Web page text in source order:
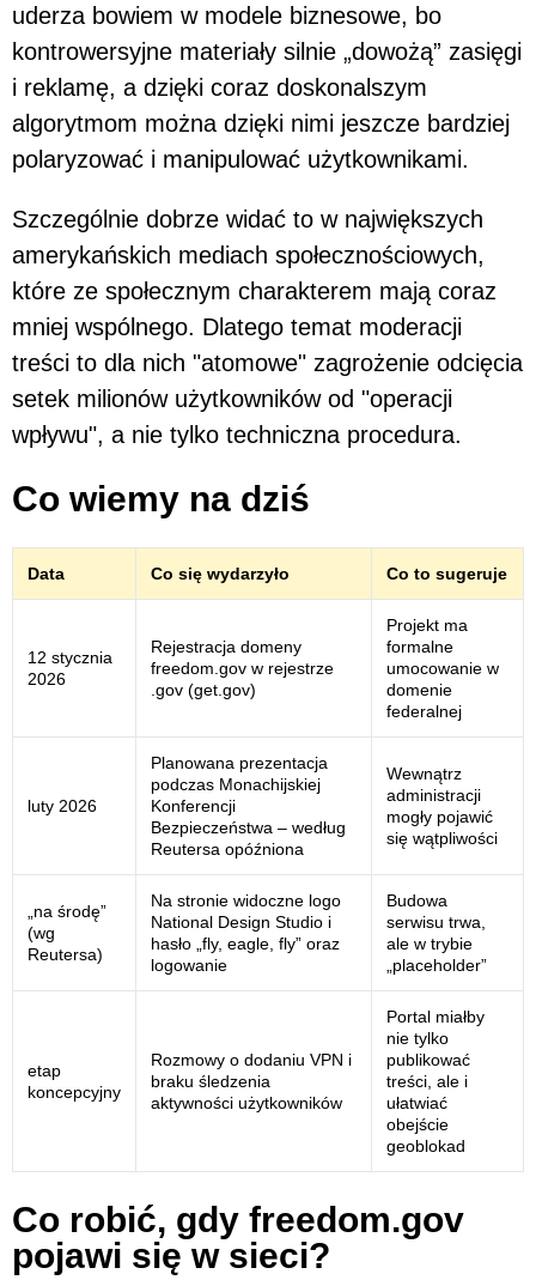
uderza bowiem w modele biznesowe, bo
kontrowersyjne materiały silnie „dowożą” zasięgi
i reklamę, a dzięki coraz doskonalszym
algorytmom można dzięki nimi jeszcze bardziej
polaryzować i manipulować użytkownikami.
Szczególnie dobrze widać to w największych
amerykańskich mediach społecznościowych,
które ze społecznym charakterem mają coraz
mniej wspólnego. Dlatego temat moderacji
treści to dla nich "atomowe" zagrożenie odcięcia
setek milionów użytkowników od "operacji
wpływu", a nie tylko techniczna procedura.
Co wiemy na dziś
Data Co się wydarzyło Co to sugeruje
12 stycznia
2026
Rejestracja domeny
freedom.gov w rejestrze
.gov (get.gov)
Projekt ma
formalne
umocowanie w
domenie
federalnej
luty 2026
Planowana prezentacja
podczas Monachijskiej
Konferencji
Bezpieczeństwa – według
Reutersa opóźniona
Wewnątrz
administracji
mogły pojawić
się wątpliwości
„na środę”
(wg
Reutersa)
Na stronie widoczne logo
National Design Studio i
hasło „fly, eagle, fly” oraz
logowanie
Budowa
serwisu trwa,
ale w trybie
„placeholder”
etap
koncepcyjny
Rozmowy o dodaniu VPN i
braku śledzenia
aktywności użytkowników
Portal miałby
nie tylko
publikować
treści, ale i
ułatwiać
obejście
geoblokad
Co robić, gdy freedom.gov
pojawi się w sieci?